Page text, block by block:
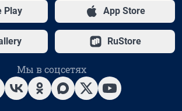
Play App Store
RuStore
Мы в соцсетях